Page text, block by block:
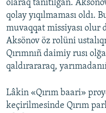
olaraq tanıtılğan.
qolay yıqılmaması oldı.
muvaqqat missiyası olur
Aksönov öz rolüni
Qırımnıñ daimiy rusı
qaldırararaq,
Lâkin «Qırım baari»
keçirilmesinde Qırım